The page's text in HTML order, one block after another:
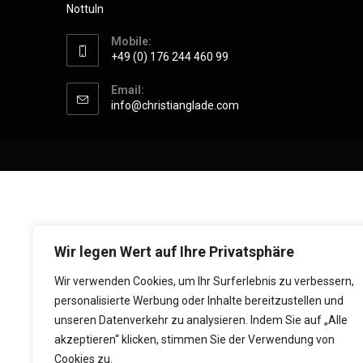
Wir legen Wert auf Ihre Privatsphäre
Wir verwenden Cookies, um Ihr Surferlebnis zu verbessern,
personalisierte Werbung oder Inhalte bereitzustellen und
unseren Datenverkehr zu analysieren. Indem Sie auf „Alle
akzeptieren“ klicken, stimmen Sie der Verwendung von
Cookies zu.
Nottuln
Mobile:
+49 (0) 176 244 460 99
Email:
info@christianglade.com